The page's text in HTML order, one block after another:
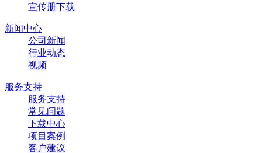
宣传册下载
新闻中心
公司新闻
行业动态
视频
服务支持
服务支持
常见问题
下载中心
项目案例
客户建议